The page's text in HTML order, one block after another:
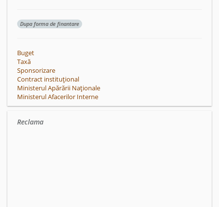
Dupa forma de finantare
Buget
Taxă
Sponsorizare
Contract instituțional
Ministerul Apărării Naționale
Ministerul Afacerilor Interne
Reclama